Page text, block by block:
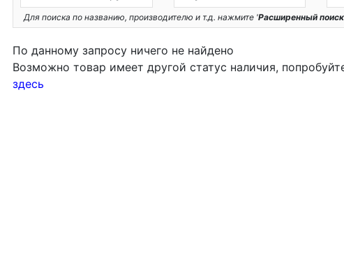
Для поиска по названию, производителю и т.д. нажмите 'Расширенный поиск
По данному запросу ничего не найдено
Возможно товар имеет другой статус наличия,
здесь